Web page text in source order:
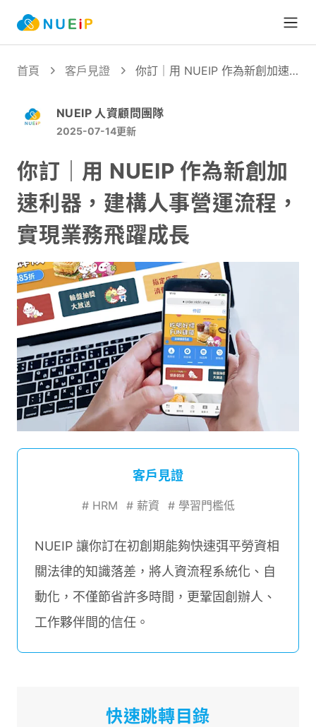
首頁 客戶見證
你訂｜用 NUEIP 作為新創加速
業務飛躍成長
NUEIP 人資顧問團隊
2025-07-14更新
你訂｜用 NUEIP 作為新創加
速利器，建構人事營運流程，
實現業務飛躍成長
客戶見證
# HRM # 薪資 # 學習門檻低
NUEIP 讓你訂在初創期能夠快速弭平勞資相
關法律的知識落差，將人資流程系統化、自
動化，不僅節省許多時間，更鞏固創辦人、
工作夥伴間的信任。
快速跳轉目錄